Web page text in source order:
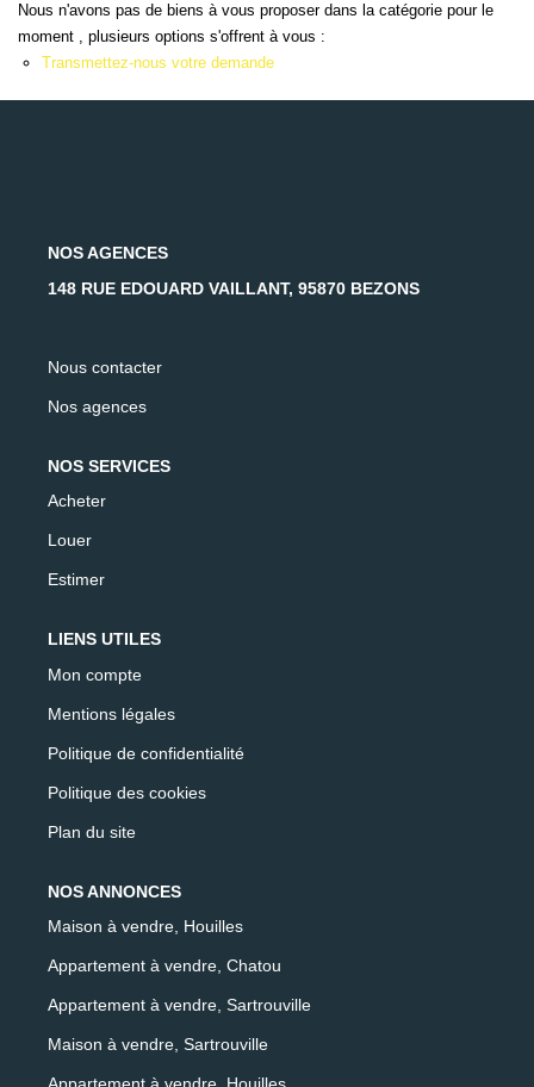
AFR IMMOBILIER Carrières-Sur-Seine
AFR IMMOBILIER Chatou - Location | Gestion | Syndic
AFR IMMOBILIER Chatou - Transaction
Nous n'avons pas de biens à vous proposer dans la catégorie pour le
moment , plusieurs options s'offrent à vous :
Transmettez-nous votre demande
NOS AGENCES
148 RUE EDOUARD VAILLANT, 95870 BEZONS
Nous contacter
Nos agences
NOS SERVICES
Acheter
Louer
Estimer
LIENS UTILES
Mon compte
Mentions légales
Politique de confidentialité
Politique des cookies
Plan du site
NOS ANNONCES
Maison à vendre, Houilles
Appartement à vendre, Chatou
Appartement à vendre, Sartrouville
Maison à vendre, Sartrouville